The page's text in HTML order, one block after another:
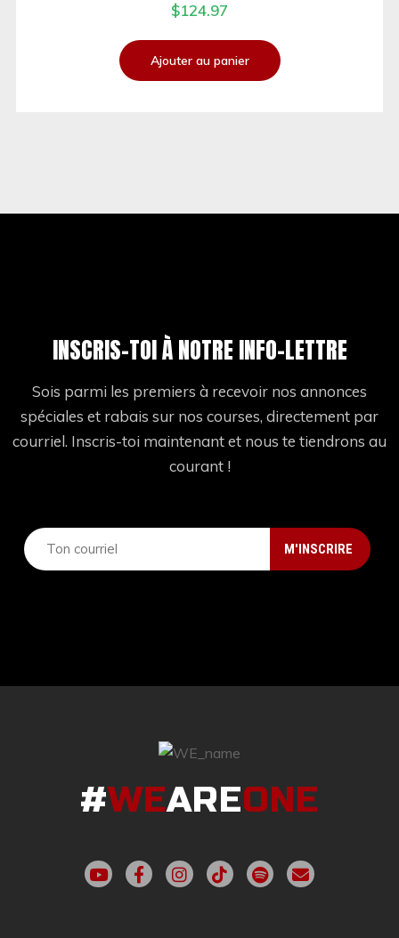
$124.97
Ajouter au panier
INSCRIS-TOI À NOTRE INFO-LETTRE
Sois parmi les premiers à recevoir nos annonces
spéciales et rabais sur nos courses, directement par
courriel. Inscris-toi maintenant et nous te tiendrons au
courant !
#WEAREONE